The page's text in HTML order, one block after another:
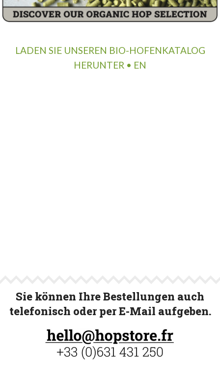
LADEN SIE UNSEREN BIO-HOFENKATALOG
HERUNTER • EN
Sie können Ihre Bestellungen auch
telefonisch oder per E-Mail aufgeben.